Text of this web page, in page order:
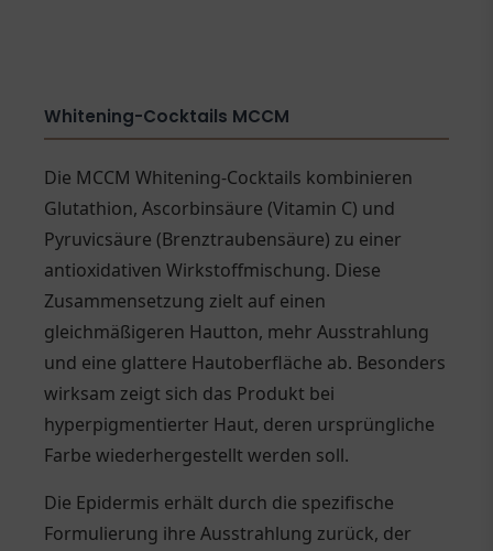
Whitening-Cocktails MCCM
Die MCCM Whitening-Cocktails kombinieren
Glutathion, Ascorbinsäure (Vitamin C) und
Pyruvicsäure (Brenztraubensäure) zu einer
antioxidativen Wirkstoffmischung. Diese
Zusammensetzung zielt auf einen
gleichmäßigeren Hautton, mehr Ausstrahlung
und eine glattere Hautoberfläche ab. Besonders
wirksam zeigt sich das Produkt bei
hyperpigmentierter Haut, deren ursprüngliche
Farbe wiederhergestellt werden soll.
Die Epidermis erhält durch die spezifische
Formulierung ihre Ausstrahlung zurück, der